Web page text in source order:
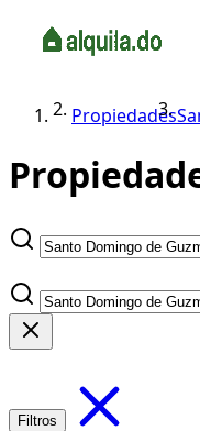
Propiedades
Filtros